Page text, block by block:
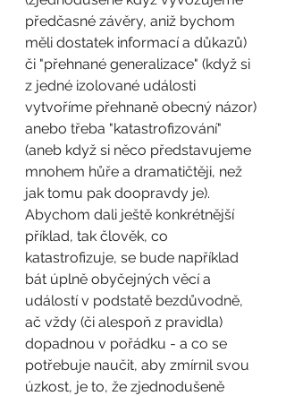
předčasné závěry, aniž bychom
měli dostatek informací a důkazů)
či "přehnané generalizace" (když si
z jedné izolované události
vytvoříme přehnaně obecný názor)
anebo třeba "katastrofizování"
(aneb když si něco představujeme
mnohem hůře a dramatičtěji, než
jak tomu pak doopravdy je).
Abychom dali ještě konkrétnější
příklad, tak člověk, co
katastrofizuje, se bude například
bát úplně obyčejných věcí a
událostí v podstatě bezdůvodně,
ač vždy (či alespoň z pravidla)
dopadnou v pořádku - a co se
potřebuje naučit, aby zmírnil svou
úzkost, je to, že zjednodušeně